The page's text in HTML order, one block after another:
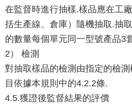
在監督時進行抽樣.樣品應在工
括生產線、倉庫）隨機抽取.抽
的數量每個單元同一型號產品3
2） 檢測
對抽取樣品的檢測由指定的檢
目依據本規則中的4.2.2條.
4.5.獲證後監督結果的評價